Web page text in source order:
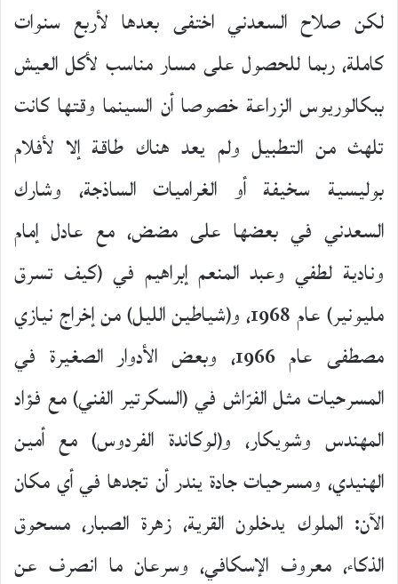
لكن صلاح السعدني اختفى بعدها لأربع سنوات
كاملة، ربما للحصول على مسار مناسب لأكل العيش
ببكالوريوس الزراعة خصوصا أن السينما وقتها كانت
تلهث من التطبيل ولم يعد هناك طاقة إلا لأفلام
بوليسية سخيفة أو الغراميات الساذجة، وشارك
السعدني في بعضها على مضض، مع عادل إمام
ونادية لطفي وعبد المنعم إبراهيم في (كيف تسرق
مليونير) عام 1968، و(شياطين الليل) من إخراج نيازي
مصطفى عام 1966، وبعض الأدوار الصغيرة في
المسرحيات مثل الفرّاش في (السكرتير الفني) مع فؤاد
المهندس وشويكار، و(لوكاندة الفردوس) مع أمين
الهنيدي، ومسرحيات جادة يندر أن تجدها في أي مكان
الآن: الملوك يدخلون القرية، زهرة الصبار، مسحوق
الذكاء، معروف الإسكافي، وسرعان ما انصرف عن